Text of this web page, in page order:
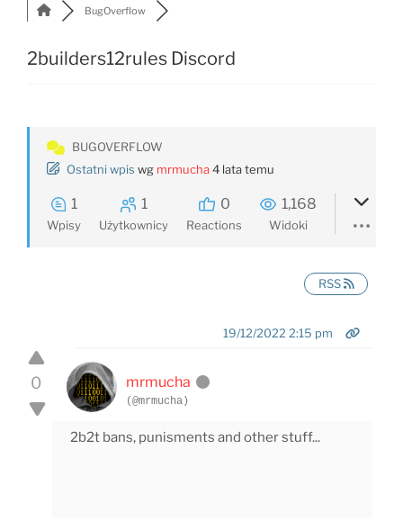
BugOverflow
2builders12rules Discord
BUGOVERFLOW
Ostatni wpis wg mrmucha4 lata temu
1
Wpisy
1
Użytkownicy
0
Reactions
1,168
Widoki
RSS
0
19/12/2022 2:15 pm
mrmucha
(@mrmucha)
2b2t bans, punisments and other stuff...